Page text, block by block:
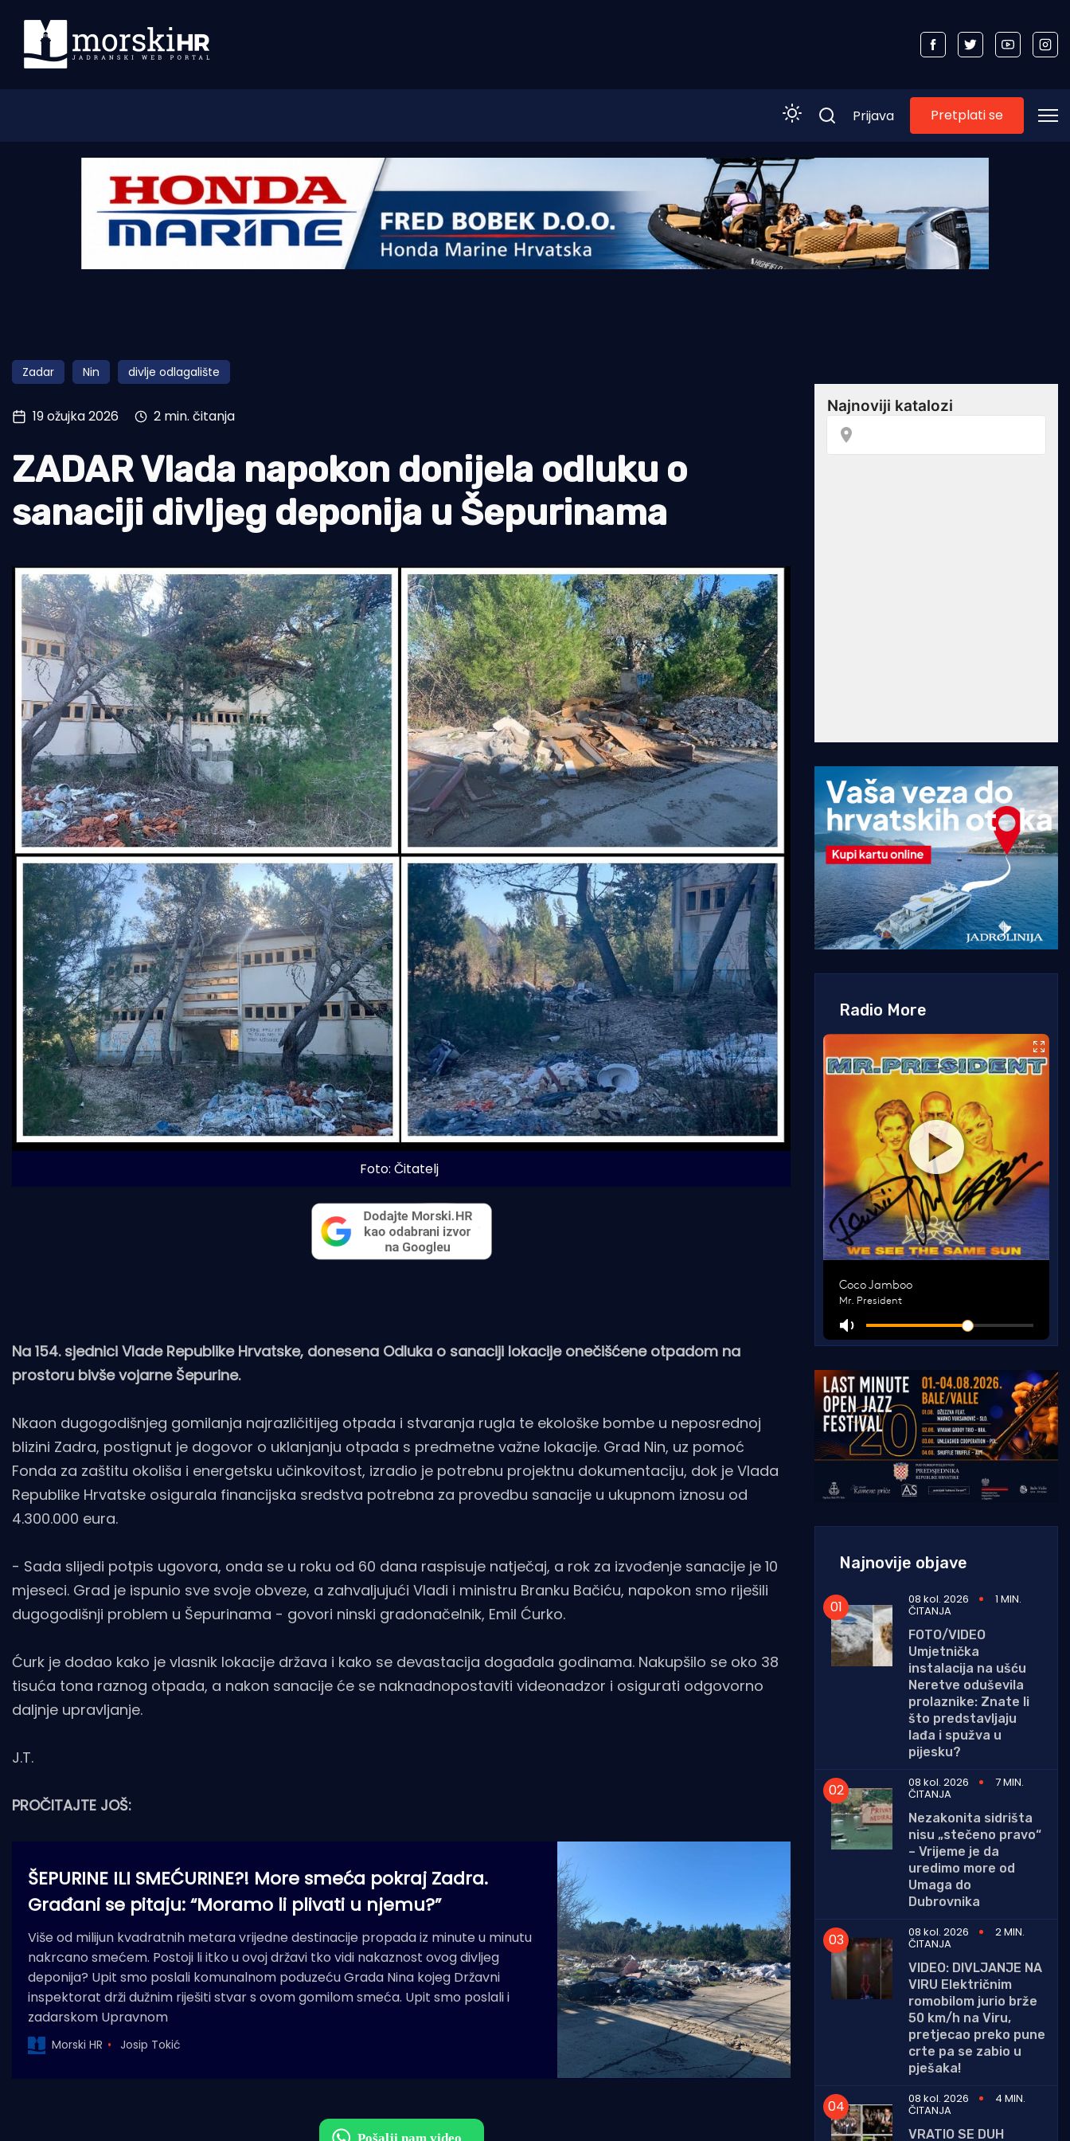
Morski plus
Pomorstvo
Ribolov
Tradicija i kultura
Prijava Pretplati se
Zadar Nin divlje odlagalište
19 ožujka 2026 2 min. čitanja
ZADAR Vlada napokon donijela odluku o
sanaciji divljeg deponija u Šepurinama
Foto: Čitatelj
Na 154. sjednici Vlade Republike Hrvatske, donesena Odluka o sanaciji lokacije onečišćene otpadom na
prostoru bivše vojarne Šepurine.
Nkaon dugogodišnjeg gomilanja najrazličitijeg otpada i stvaranja rugla te ekološke bombe u neposrednoj
blizini Zadra, postignut je dogovor o uklanjanju otpada s predmetne važne lokacije. Grad Nin, uz pomoć
Fonda za zaštitu okoliša i energetsku učinkovitost, izradio je potrebnu projektnu dokumentaciju, dok je Vlada
Republike Hrvatske osigurala financijska sredstva potrebna za provedbu sanacije u ukupnom iznosu od
4.300.000 eura.
- Sada slijedi potpis ugovora, onda se u roku od 60 dana raspisuje natječaj, a rok za izvođenje sanacije je 10
mjeseci. Grad je ispunio sve svoje obveze, a zahvaljujući Vladi i ministru Branku Bačiću, napokon smo riješili
dugogodišnji problem u Šepurinama - govori ninski gradonačelnik, Emil Ćurko.
Ćurk je dodao kako je vlasnik lokacije država i kako se devastacija događala godinama. Nakupšilo se oko 38
tisuća tona raznog otpada, a nakon sanacije će se naknadnopostaviti videonadzor i osigurati odgovorno
daljnje upravljanje.
J.T.
PROČITAJTE JOŠ:
ŠEPURINE ILI SMEĆURINE?! More smeća pokraj Zadra.
Građani se pitaju: “Moramo li plivati u njemu?”
Više od milijun kvadratnih metara vrijedne destinacije propada iz minute u minutu
nakrcano smećem. Postoji li itko u ovoj državi tko vidi nakaznost ovog divljeg
deponija? Upit smo poslali komunalnom poduzeću Grada Nina kojeg Državni
inspektorat drži dužnim riješiti stvar s ovom gomilom smeća. Upit smo poslali i
zadarskom Upravnom
Morski HR Josip Tokić
Radio More
Najnovije objave
08 kol. 2026 1 MIN.
ČITANJA
FOTO/VIDEO
Umjetnička
instalacija na ušću
Neretve oduševila
prolaznike: Znate li
što predstavljaju
lađa i spužva u
pijesku?
08 kol. 2026
7 MIN.
ČITANJA
Nezakonita sidrišta
nisu „stečeno pravo“
– Vrijeme je da
uredimo more od
Umaga do
Dubrovnika
08 kol. 2026
2 MIN.
ČITANJA
VIDEO: DIVLJANJE NA
VIRU Električnim
romobilom jurio brže
50 km/h na Viru,
pretjecao preko pune
crte pa se zabio u
pješaka!
08 kol. 2026
4 MIN.
ČITANJA
VRATIO SE DUH